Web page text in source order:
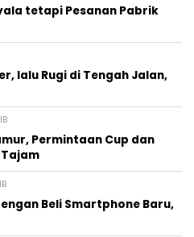
tetapi Pesanan Pabrik
lalu Rugi di Tengah Jalan,
Permintaan Cup dan
Beli Smartphone Baru,